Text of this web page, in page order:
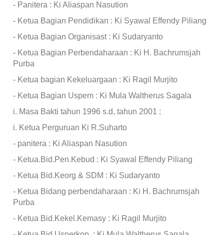
- Panitera : Ki Aliaspan Nasution
- Ketua Bagian Pendidikan : Ki Syawal Effendy Piliang
- Ketua Bagian Organisast : Ki Sudaryanto
- Ketua Bagian Perbendaharaan : Ki H. Bachrumsjah
Purba
- Ketua bagian Kekeluargaan : Ki Ragil Murjito
- Ketua Bagian Uspem : Ki Mula Waltherus Sagala
i. Masa Bakti tahun 1996 s.d, tahun 2001 :
i. Ketua Perguruan Ki R.Suharto
- panitera : Ki Aliaspan Nasution
- Ketua.Bid.Pen.Kebud : Ki Syawal Effendy Piliang
- Ketua Bid.Keorg & SDM : Ki Sudaryanto
- Ketua Bidang perbendaharaan : Ki H. Bachrumsjah
Purba
- Ketua Bid.Kekel.Kemasy : Ki Ragil Murjito